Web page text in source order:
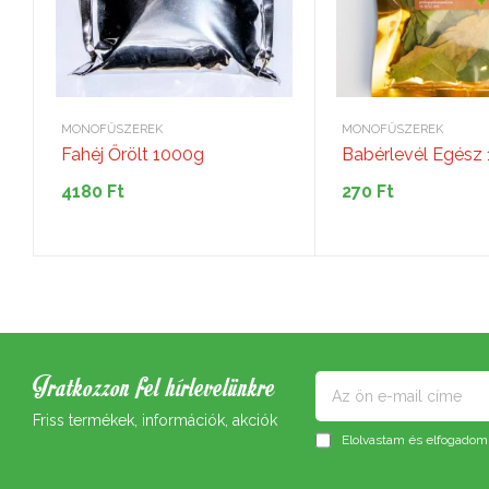
MONOFŰSZEREK
Fahéj Őrölt 1000g
4180 Ft
MONOFŰSZEREK
Babérlevél Egész
270 Ft
Iratkozzon fel hírlevelünkre
Friss termékek, információk, akciók
Elolvastam és